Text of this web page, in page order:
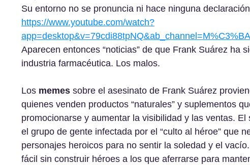
Su entorno no se pronuncia ni hace ninguna
https://www.youtube.com/watch?
Aparecen entonces “noticias” de que Frank Suárez ha
industria farmacéutica. Los malos.
Los memes sobre el asesinato de Frank Suárez
quienes venden productos “naturales” y suplementos
promocionarse y aumentar la visibilidad y las ventas. El
el grupo de gente infectada por el “culto al héroe” que
personajes heroicos para no sentir la soledad y el
fácil sin construir héroes a los que aferrarse para